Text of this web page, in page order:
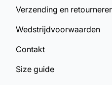
Verzending en
Wedstrijdvoorwaarden
Contakt
Size guide